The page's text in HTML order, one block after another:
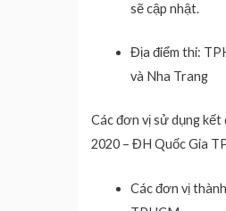
sẽ cập nhật.
Địa điểm thi:
và Nha Trang
Các đơn vị sử dụng
2020 – ĐH Quốc Gia
Các đơn vị